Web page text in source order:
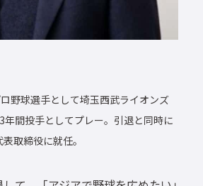
野球選手として埼玉西武ライオンズ
年間投手としてプレー。引退と同時に
取締役に就任。